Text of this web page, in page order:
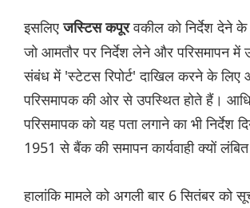
इसलिएजस्टिस कपूरवकील को निर्देश देने
जो आमतौर पर निर्देश लेने और परिसमापन
संबंध में 'स्टेटस रिपोर्ट' दाखिल करने के लिए
परिसमापक की ओर से उपस्थित होते हैं।
परिसमापक को यह पता लगाने का भी निर्देश
1951 से बैंक की समापन कार्यवाही क्यों
हालांकि मामले को अगली बार 6 सितंबर को